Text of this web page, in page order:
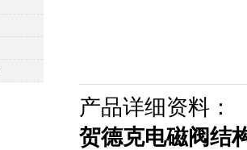
产品详细资料：
贺德克电磁阀结